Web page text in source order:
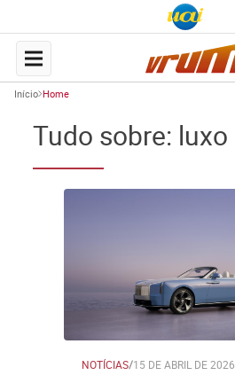
Início Home
Tudo sobre: luxo
NOTÍCIAS/15 DE ABRIL DE 2026